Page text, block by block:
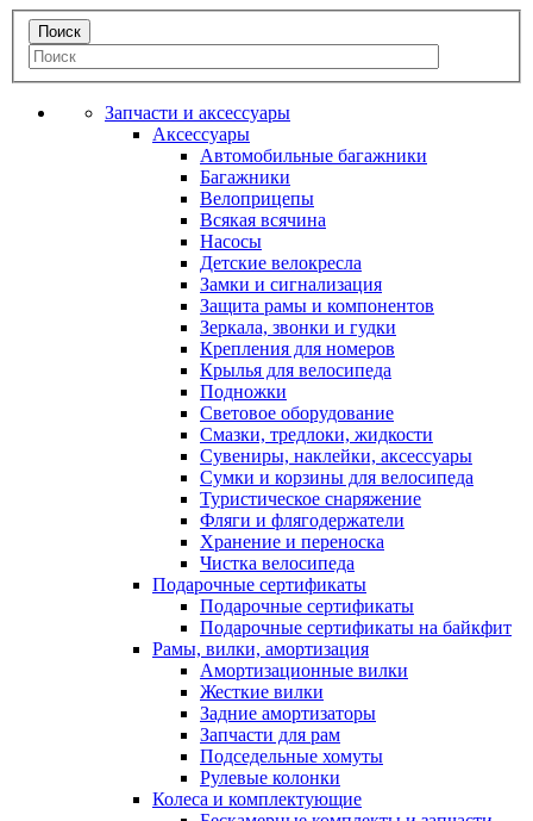
Запчасти и аксессуары
Аксессуары
Автомобильные багажники
Багажники
Велоприцепы
Всякая всячина
Насосы
Детские велокресла
Замки и сигнализация
Защита рамы и компонентов
Зеркала, звонки и гудки
Крепления для номеров
Крылья для велосипеда
Подножки
Световое оборудование
Смазки, тредлоки, жидкости
Сувениры, наклейки, аксессуары
Сумки и корзины для велосипеда
Туристическое снаряжение
Фляги и флягодержатели
Хранение и переноска
Чистка велосипеда
Подарочные сертификаты
Подарочные сертификаты
Подарочные сертификаты на байкфит
Рамы, вилки, амортизация
Амортизационные вилки
Жесткие вилки
Задние амортизаторы
Запчасти для рам
Подседельные хомуты
Рулевые колонки
Колеса и комплектующие